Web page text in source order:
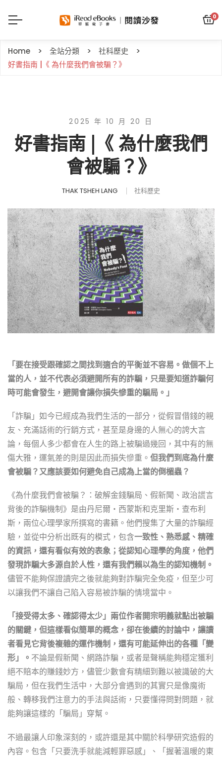
0
Home 全站分類
社科歷史
好書指南 |《 為什麼我們會被騙？》
2025 年 10 月 20 日
好書指南 |《 為什麼我們
會被騙？》
THAK TSHEH LANG 社科歷史
「要在接受跟確認之間找到適合的平衡並不容易。做個不上
當的人，並不代表必須避開所有的詐騙，只是要知道詐騙何
時可能會發生，避開會讓你損失慘重的騙局。」
「詐騙」如今已經成為我們生活的一部分，從假冒借錢的親
友、充滿話術的行銷方式，甚至是身邊的人無心的誇大言
論，每個人多少都會在人生的路上被騙過幾回，其中有的無
傷大雅，運氣差的則是因此而損失慘重。 但我們到底為什麼
會被騙？又應該要如何避免自己成為上當的倒楣蟲？
《為什麼我們會被騙？：破解金錢騙局、假新聞、政治謊言
背後的詐騙機制》是由丹尼爾・西蒙斯和克里斯・查布利
斯，兩位心理學家所撰寫的書籍。他們搜集了大量的詐騙經
驗，並從中分析出既有的模式，包含一致性、熟悉感、精確
的資訊，還有看似有效的表象；從認知心理學的角度，他們
發現詐騙大多源自於人性，還有我們賴以為生的認知機制。
儘管不能夠保證讀完之後就能夠對詐騙完全免疫，但至少可
以讓我們不讓自己陷入容易被詐騙的情境當中。
「接受得太多、確認得太少」兩位作者開宗明義就點出被騙
的關鍵，但這樣看似簡單的概念，卻在後續的討論中，讓讀
者看見它背後複雜的運作機制，還有可能延伸出的各種「變
形」。 不論是假新聞、網路詐騙，或者是聲稱能夠穩定獲利
絕不賠本的賺錢妙方，儘管少數會有精細到難以被識破的大
騙局，但在我們生活中，大部分會遇到的其實只是像魔術
般、轉移我們注意力的手法與話術，只要懂得問對問題，就
能夠讓這樣的「騙局」穿幫。
不過最讓人印象深刻的，或許還是其中關於科學研究造假的
內容。包含「只要洗手就能減輕罪惡感」、「握著溫暖的東